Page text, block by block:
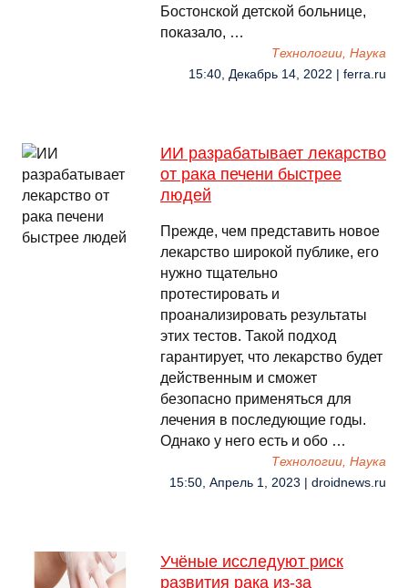
Бостонской детской больнице,
показало, …
Технологии, Наука
15:40, Декабрь 14, 2022 | ferra.ru
ИИ разрабатывает лекарство
от рака печени быстрее
людей
Прежде, чем представить новое
лекарство широкой публике, его
нужно тщательно
протестировать и
проанализировать результаты
этих тестов. Такой подход
гарантирует, что лекарство будет
действенным и сможет
безопасно применяться для
лечения в последующие годы.
Однако у него есть и обо …
Технологии, Наука
15:50, Апрель 1, 2023 | droidnews.ru
Учёные исследуют риск
развития рака из-за